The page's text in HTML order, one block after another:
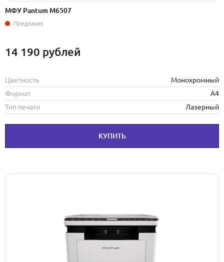
МФУ Pantum M6507
Предзаказ
14 190 рублей
Цветность
Монохромный
Формат
А4
Тип печати
Лазерный
КУПИТЬ